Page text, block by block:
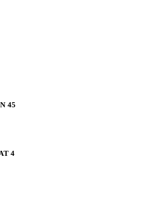
45
4